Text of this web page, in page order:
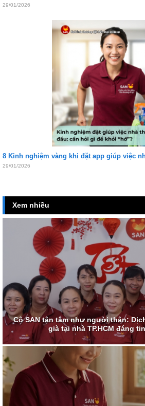
29/01/2026
8 Kinh nghiệm vàng khi đặt app giúp việc
29/01/2026
Xem nhiều
Cô SAN tận tâm như người thân:
già tại nhà TP.HCM đáng